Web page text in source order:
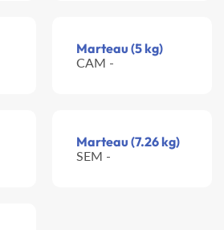
Marteau (5 kg)
CAM -
Marteau (7.26 kg)
SEM -